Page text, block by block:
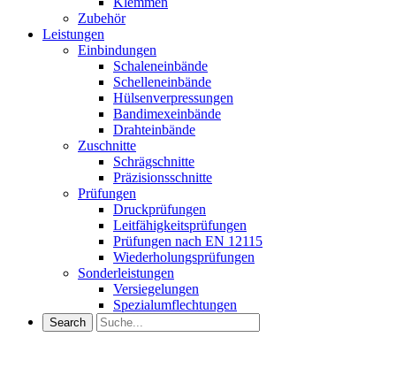
Zubehör
Leistungen
Einbindungen
Schaleneinbände
Schelleneinbände
Hülsenverpressungen
Bandimexeinbände
Drahteinbände
Zuschnitte
Schrägschnitte
Präzisionsschnitte
Prüfungen
Druckprüfungen
Leitfähigkeitsprüfungen
Prüfungen nach EN 12115
Wiederholungsprüfungen
Sonderleistungen
Versiegelungen
Spezialumflechtungen